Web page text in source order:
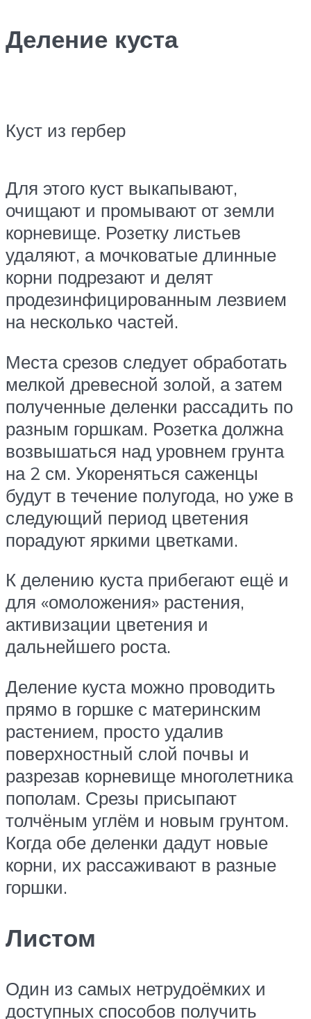
Деление куста
Куст из гербер
Для этого куст выкапывают,
очищают и промывают от земли
корневище. Розетку листьев
удаляют, а мочковатые длинные
корни подрезают и делят
продезинфицированным лезвием
на несколько частей.
Места срезов следует обработать
мелкой древесной золой, а затем
полученные деленки рассадить по
разным горшкам. Розетка должна
возвышаться над уровнем грунта
на 2 см. Укореняться саженцы
будут в течение полугода, но уже в
следующий период цветения
порадуют яркими цветками.
К делению куста прибегают ещё и
для «омоложения» растения,
активизации цветения и
дальнейшего роста.
Деление куста можно проводить
прямо в горшке с материнским
растением, просто удалив
поверхностный слой почвы и
разрезав корневище многолетника
пополам. Срезы присыпают
толчёным углём и новым грунтом.
Когда обе деленки дадут новые
корни, их рассаживают в разные
горшки.
Листом
Один из самых нетрудоёмких и
доступных способов получить